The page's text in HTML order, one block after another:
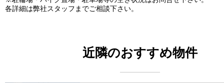
各詳細は弊社スタッフまでご相談下さい。
近隣のおすすめ物件